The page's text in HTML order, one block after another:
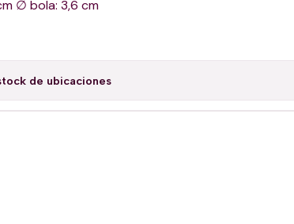
∅ bola: 3,6 cm
de ubicaciones